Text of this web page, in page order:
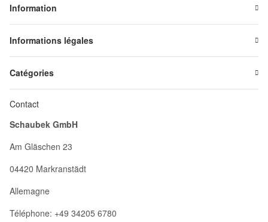
Information
Informations légales
Catégories
Contact
Schaubek GmbH
Am Gläschen 23
04420 Markranstädt
Allemagne
Téléphone: +49 34205 6780